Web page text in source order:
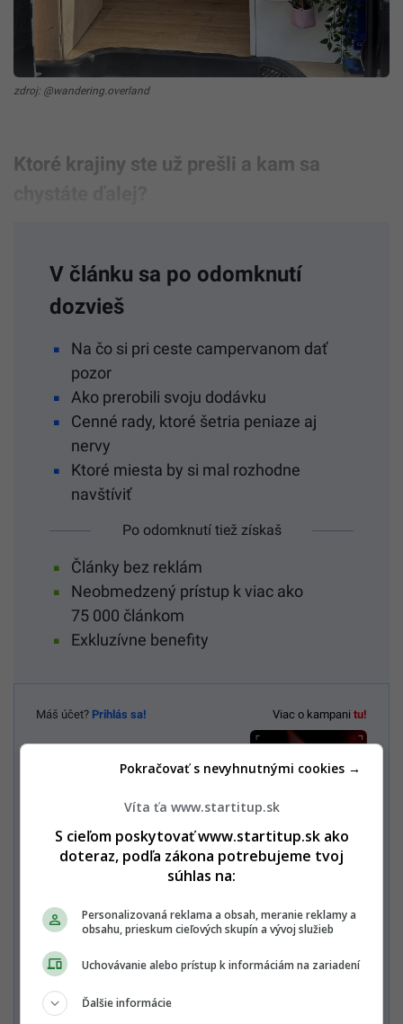
zdroj: @wandering.overland
Ktoré krajiny ste už prešli a kam sa
V článku sa po odomknutí
dozvieš
Na čo si pri ceste campervanom dať
pozor
Ako prerobili svoju dodávku
Cenné rady, ktoré šetria peniaze aj
nervy
Ktoré miesta by si mal rozhodne
navštíviť
Po odomknutí tiež získaš
Články bez reklám
Neobmedzený prístup k viac ako
75 000 článkom
Exkluzívne benefity
Viac o kampani tu!
Máš účet? Prihlás sa!
Staň sa členom
Startitup PREMIUM
Predplatné môžeš zrušiť kedykoľvek.
LOVESTREAM Mesačné predplatné Startitup
cena platí pre prvý mesiac, potom 5,99 € mesačne
Mesačné predplatné Multiweb PREMIUM 7,99€
Víta ťa www.startitup.sk
S cieľom poskytovať www.startitup.sk ako
doteraz, podľa zákona potrebujeme tvoj
súhlas na:
Personalizovaná reklama a obsah, meranie reklamy a
obsahu, prieskum cieľových skupín a vývoj služieb
Uchovávanie alebo prístup k informáciám na zariadení
Ďalšie informácie
Pokračovať s nevyhnutnými cookies →